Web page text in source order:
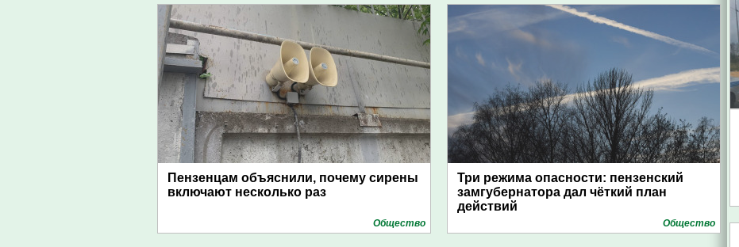
Пензенцам объяснили, почему сирены
включают несколько раз
Общество
Три режима опасности: пензенский
замгубернатора дал чёткий план
действий
Общество